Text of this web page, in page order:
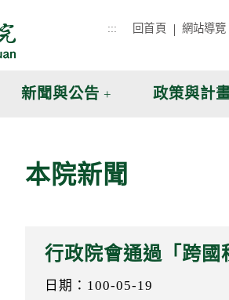
::: 回首頁 網站導覽
新聞與公告 政策與計
本院新聞
行政院會通過「跨國
日期：100-05-19